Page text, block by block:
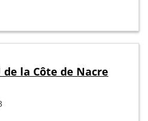
la Côte de Nacre